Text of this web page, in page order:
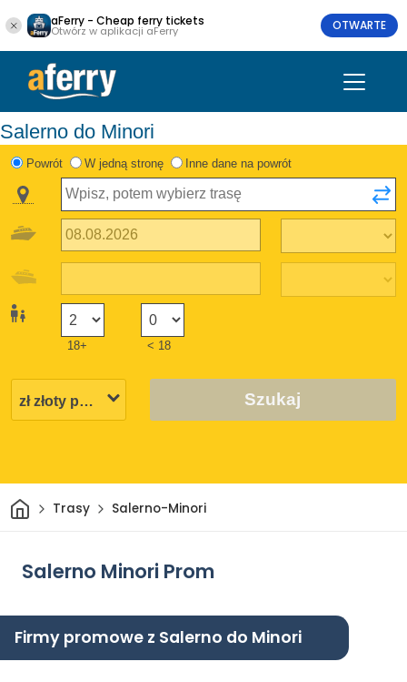
aFerry - Cheap ferry tickets
Otwórz w aplikacji aFerry OTWARTE
Salerno do Minori
Powrót W jedną stronę Inne dane na powrót
18+ < 18
Szukaj
DomTrasy Salerno-Minori
Salerno Minori Prom
Firmy promowe z Salerno do Minori